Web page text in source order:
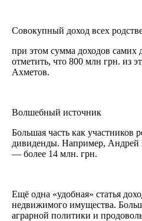
Совокупный доход всех
при этом сумма доходов самих
отметить, что 800 млн грн. из
Ахметов.
Волшебный источник
Большая часть как участников
дивиденды. Например, Андрей
— более 14 млн. грн.
Ещё одна «удобная» статья
недвижимого имущества.
аграрной политики и